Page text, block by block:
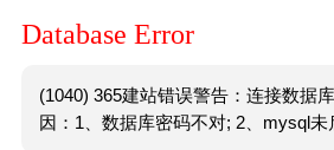
Database Error
(1040) 365建站错误警告：连接数据
因：1、数据库密码不对; 2、mysql未